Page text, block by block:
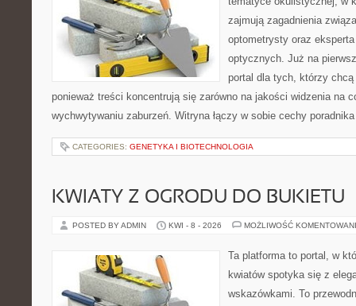
zajmują zagadnienia
optometrysty oraz
optycznych. Już na
portal dla tych, którzy
ponieważ treści koncentrują się zarówno na jakości widzenia na
wychwytywaniu zaburzeń. Witryna łączy w sobie cechy
CATEGORIES: GENETYKA I BIOTECHNOLOGIA
KWIATY Z OGRODU DO BUKIETU
POSTED BY ADMIN KWI - 8 - 2026 MOŻLIWOŚĆ
Ta platforma to portal, w
kwiatów spotyka się z
wskazówkami. To